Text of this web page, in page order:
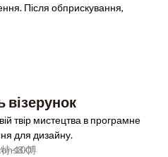
Після обприскування,
візерунок
твір мистецтва в програмне
для дизайну.